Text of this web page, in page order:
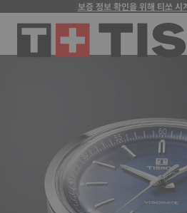
보증 정보 확인을 위해 티쏘 시